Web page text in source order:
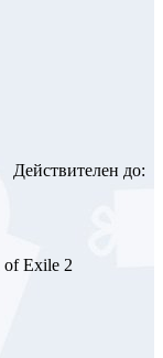
Действителен до:
of Exile 2